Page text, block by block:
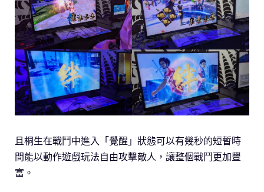
且桐生在戰鬥中進入「覺醒」狀態可以有幾秒的短暫時
間能以動作遊戲玩法自由攻擊敵人，讓整個戰鬥更加豐
富。